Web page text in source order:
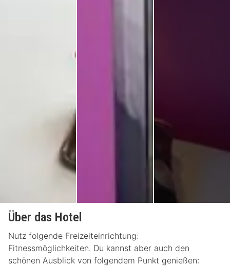
Über das Hotel
Nutz folgende Freizeiteinrichtung:
Fitnessmöglichkeiten. Du kannst aber auch den
schönen Ausblick von folgendem Punkt genießen: